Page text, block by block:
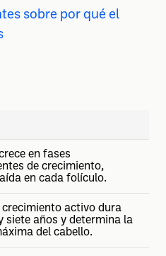
sobre por qué el
en fases
de crecimiento,
en cada folículo.
crecimiento activo dura
siete años y determina la
del cabello.